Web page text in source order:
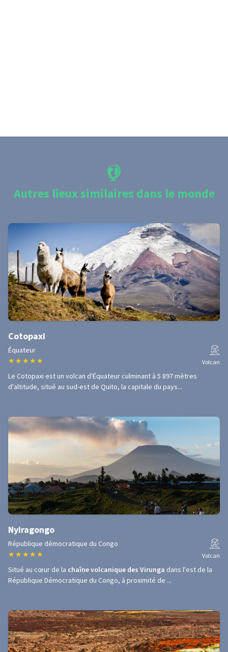
Autres lieux similaires dans le monde
Cotopaxi
Équateur
★ ★ ★ ★ ★ Volcan
Le Cotopaxi est un volcan d'Équateur culminant à 5 897 mètres
d'altitude, situé au sud-est de Quito, la capitale du pays...
Nyiragongo
République démocratique du Congo
★ ★ ★ ★ ★ Volcan
Situé au cœur de la chaîne volcanique des Virunga dans l'est de la
République Démocratique du Congo, à proximité de ...